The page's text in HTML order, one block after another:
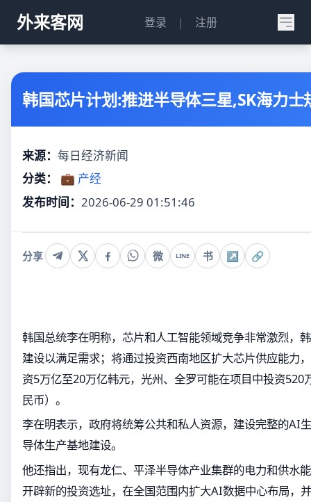
外来客网 登录 | 注册
韩国芯片计划:推进半导体三星,SK海力士
来源： 每日经济新闻
分类：
💼 产经
发布时间： 2026-06-29 01:51:46
分享 微 LINE 书 ↗ 🔗
韩国总统李在明称，芯片和人工智能领域竞争非常激烈，
建设以满足需求；将通过投资西南地区扩大芯片供应能力
资5万亿至20万亿韩元，光州、全罗可能在项目中投资520
民币）。
李在明表示，政府将统筹公共和私人资源，建设完整的AI
导体生产基地建设。
他还指出，现有龙仁、平泽半导体产业集群的电力和供水
开辟新的投资选址，在全国范围内扩大AI数据中心布局，